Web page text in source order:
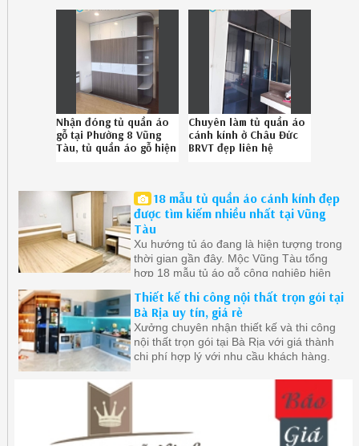
Nhận đóng tủ quần áo
gỗ tại Phường 8 Vũng
Tàu, tủ quần áo gỗ hiện
Chuyên làm tủ quần áo
cánh kính ở Châu Đức
BRVT đẹp liên hệ
18 mẫu tủ quần áo cánh kính đẹp
được tìm kiếm nhiều nhất tại Vũng
Tàu
Xu hướng tủ áo đang là hiện tượng trong
thời gian gần đây. Mộc Vũng Tàu tổng
hợp 18 mẫu tủ áo gỗ công nghiệp hiện
Thiết kế thi công nội thất trọn gói tại
Bà Rịa uy tín, giá rẻ
Xưởng chuyên nhận thiết kế và thi công
nội thất trọn gói tại Bà Rịa với giá thành
chi phí hợp lý với nhu cầu khách hàng.